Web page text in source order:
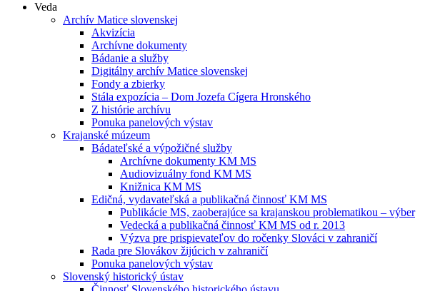
Veda
Archív Matice slovenskej
Akvizícia
Archívne dokumenty
Bádanie a služby
Digitálny archív Matice slovenskej
Fondy a zbierky
Stála expozícia – Dom Jozefa Cígera Hronského
Z histórie archívu
Ponuka panelových výstav
Krajanské múzeum
Bádateľské a výpožičné služby
Archívne dokumenty KM MS
Audiovizuálny fond KM MS
Knižnica KM MS
Edičná, vydavateľská a publikačná činnosť KM MS
Publikácie MS, zaoberajúce sa krajanskou problematikou – výber
Vedecká a publikačná činnosť KM MS od r. 2013
Výzva pre prispievateľov do ročenky Slováci v zahraničí
Rada pre Slovákov žijúcich v zahraničí
Ponuka panelových výstav
Slovenský historický ústav